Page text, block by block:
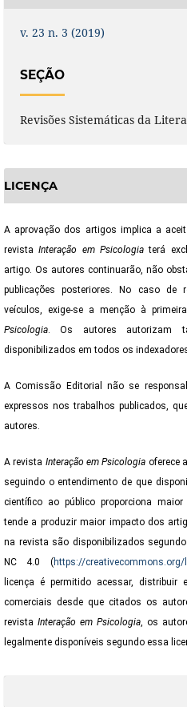
v. 23 n. 3 (2019)
SEÇÃO
Revisões Sistemáticas da
LICENÇA
A aprovação dos artigos implica a
revistaInteração em Psicologia terá
artigo. Os autores continuarão, não
publicações posteriores. No caso de
veículos, exige-se a menção à
Psicologia. Os autores autorizam
disponibilizados em todos os
A Comissão Editorial não se
expressos nos trabalhos publicados,
autores.
A revista Interação em Psicologia oferece
seguindo o entendimento de que
científico ao público proporciona
tende a produzir maior impacto dos
na revista são disponibilizados
NC 4.0 (https://
licença é permitido acessar,
comerciais desde que citados os
revista Interação em Psicologia, os
legalmente disponíveis segundo essa